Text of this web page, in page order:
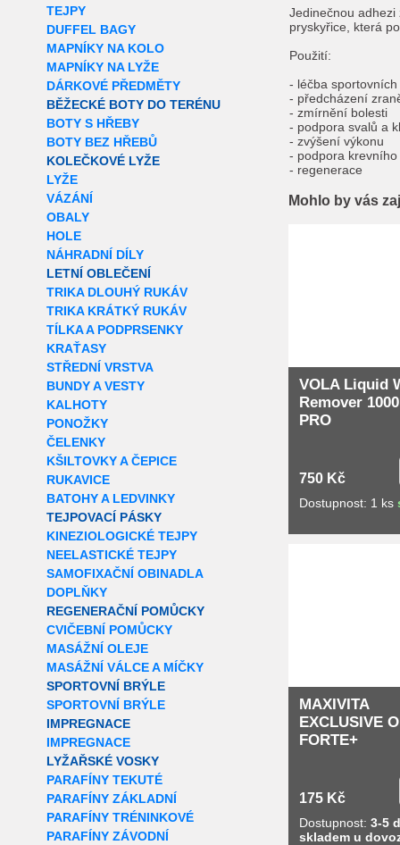
TEJPY
DUFFEL BAGY
MAPNÍKY NA KOLO
MAPNÍKY NA LYŽE
DÁRKOVÉ PŘEDMĚTY
BĚŽECKÉ BOTY DO TERÉNU
BOTY S HŘEBY
BOTY BEZ HŘEBŮ
KOLEČKOVÉ LYŽE
LYŽE
VÁZÁNÍ
OBALY
HOLE
NÁHRADNÍ DÍLY
LETNÍ OBLEČENÍ
TRIKA DLOUHÝ RUKÁV
TRIKA KRÁTKÝ RUKÁV
TÍLKA A PODPRSENKY
KRAŤASY
STŘEDNÍ VRSTVA
BUNDY A VESTY
KALHOTY
PONOŽKY
ČELENKY
KŠILTOVKY A ČEPICE
RUKAVICE
BATOHY A LEDVINKY
TEJPOVACÍ PÁSKY
KINEZIOLOGICKÉ TEJPY
NEELASTICKÉ TEJPY
SAMOFIXAČNÍ OBINADLA
DOPLŇKY
REGENERAČNÍ POMŮCKY
CVIČEBNÍ POMŮCKY
MASÁŽNÍ OLEJE
MASÁŽNÍ VÁLCE A MÍČKY
SPORTOVNÍ BRÝLE
SPORTOVNÍ BRÝLE
IMPREGNACE
IMPREGNACE
LYŽAŘSKÉ VOSKY
PARAFÍNY TEKUTÉ
PARAFÍNY ZÁKLADNÍ
PARAFÍNY TRÉNINKOVÉ
PARAFÍNY ZÁVODNÍ
Jedinečnou
pryskyřice, která
Použití:
- léčba
- předcházení
- zmírnění bolesti
- podpora svalů a
- zvýšení výkonu
- podpora
- regenerace
Mohlo by vás
VOLA Liquid
Remover
PRO
750 Kč
Dostupnost: 1 ks
MAXIVITA
EXCLUSIVE
FORTE+
175 Kč
Dostupnost: 3-5
skladem u